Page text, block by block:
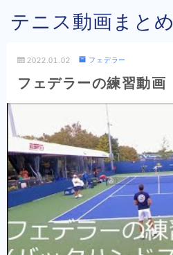
テニス動画まとめ
2022.01.02 フェデラー
フェデラーの練習動画